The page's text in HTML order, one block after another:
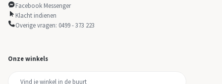
Facebook Messenger
Klacht indienen
Overige vragen: 0499 - 373 223
Onze winkels